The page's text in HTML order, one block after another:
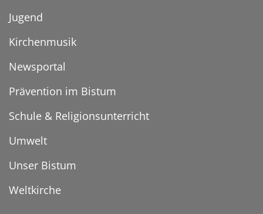
Jugend
Kirchenmusik
Newsportal
Prävention im Bistum
Schule & Religionsunterricht
Umwelt
Unser Bistum
Weltkirche